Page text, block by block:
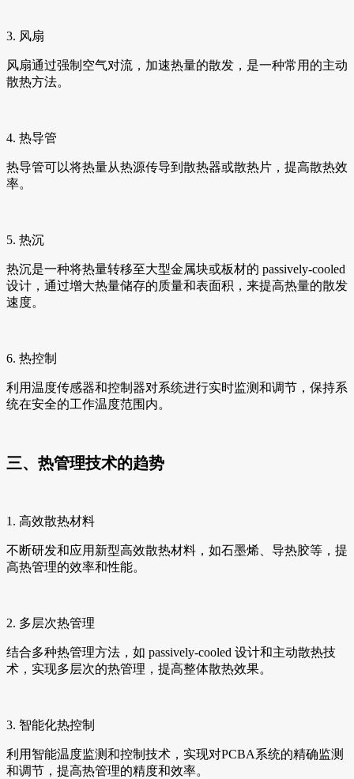
3. 风扇
风扇通过强制空气对流，加速热量的散发，是一种常用的主动
散热方法。
4. 热导管
热导管可以将热量从热源传导到散热器或散热片，提高散热效
率。
5. 热沉
热沉是一种将热量转移至大型金属块或板材的 passively-cooled
设计，通过增大热量储存的质量和表面积，来提高热量的散发
速度。
6. 热控制
利用温度传感器和控制器对系统进行实时监测和调节，保持系
统在安全的工作温度范围内。
三、热管理技术的趋势
1. 高效散热材料
不断研发和应用新型高效散热材料，如石墨烯、导热胶等，提
高热管理的效率和性能。
2. 多层次热管理
结合多种热管理方法，如 passively-cooled 设计和主动散热技
术，实现多层次的热管理，提高整体散热效果。
3. 智能化热控制
利用智能温度监测和控制技术，实现对PCBA系统的精确监测
和调节，提高热管理的精度和效率。